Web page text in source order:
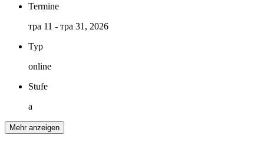
Termine
тра 11 - тра 31, 2026
Typ
online
Stufe
a
Mehr anzeigen